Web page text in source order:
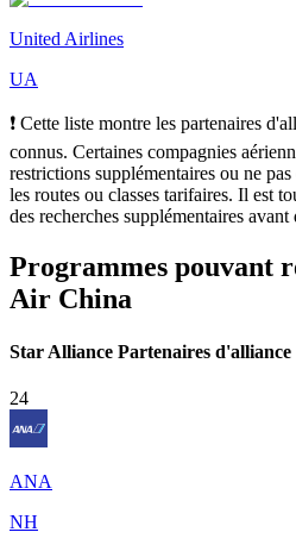
United Airlines
UA
❗ Cette liste montre les partenaires
connus. Certaines compagnies
restrictions supplémentaires ou ne
les routes ou classes tarifaires. Il est
des recherches supplémentaires
Programmes pouvant
Air China
Star Alliance Partenaires d'alliance
24
ANA
NH